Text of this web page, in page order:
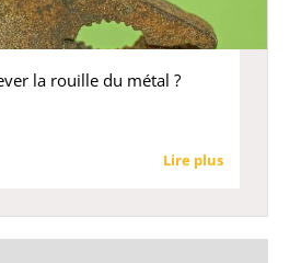
la rouille du métal ?
Lire plus